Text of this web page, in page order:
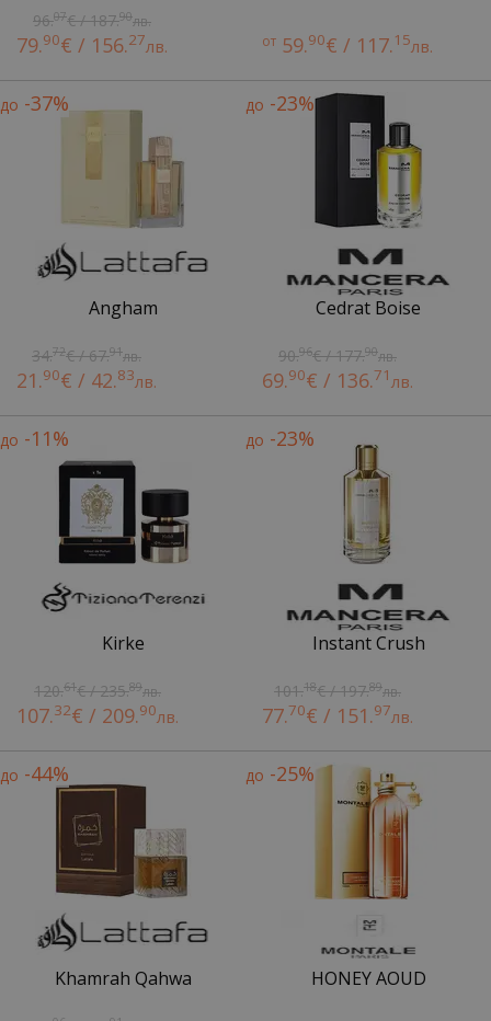
96.07€ / 187.90лв.
79.90€ / 156.27лв. от 59.90€ / 117.15лв.
до -37%
Angham
34.72€ / 67.91лв.
21.90€ / 42.83лв.
до -23%
Cedrat Boise
90.96€ / 177.90лв.
69.90€ / 136.71лв.
до -11%
Kirke
120.61€ / 235.89лв.
107.32€ / 209.90лв.
до -23%
Instant Crush
101.18€ / 197.89лв.
77.70€ / 151.97лв.
до -44%
Khamrah Qahwa
до -25%
HONEY AOUD